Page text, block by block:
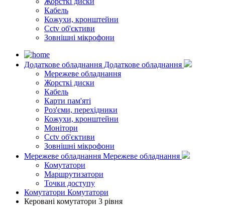
Кабель
Кожухи, кронштейни
Cctv об'єктиви
Зовнішні мікрофони
Додаткове обладнання Додаткове обладнання
Мережеве обладнання
Жорсткі диски
Кабель
Карти пам'яті
Роз'єми, перехідники
Кожухи, кронштейни
Монітори
Cctv об'єктиви
Зовнішні мікрофони
Мережеве обладнання Мережеве обладнання
Комутатори
Маршрутизатори
Точки доступу
Комутатори Комутатори
Керовані комутатори 3 рівня